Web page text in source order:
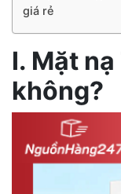
giá rẻ
I. Mặt
không?